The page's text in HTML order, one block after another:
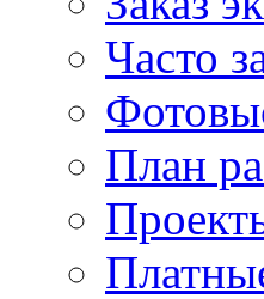
Часто
План